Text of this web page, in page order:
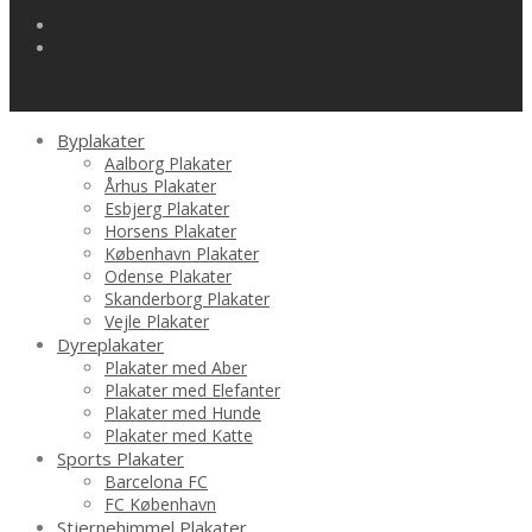
Byplakater
Aalborg Plakater
Århus Plakater
Esbjerg Plakater
Horsens Plakater
København Plakater
Odense Plakater
Skanderborg Plakater
Vejle Plakater
Dyreplakater
Plakater med Aber
Plakater med Elefanter
Plakater med Hunde
Plakater med Katte
Sports Plakater
Barcelona FC
FC København